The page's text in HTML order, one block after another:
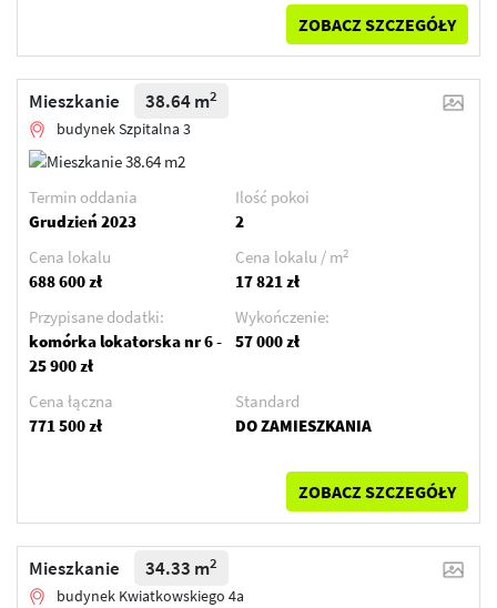
ZOBACZ SZCZEGÓŁY
Mieszkanie 38.64 m2
budynek Szpitalna 3
Termin oddania
Grudzień 2023
Ilość pokoi
2
Cena lokalu
688 600 zł
Cena lokalu / m2
17 821 zł
Przypisane dodatki:
komórka lokatorska nr 6 -
25 900 zł
Wykończenie:
57 000 zł
Cena łączna
771 500 zł
Standard
DO ZAMIESZKANIA
ZOBACZ SZCZEGÓŁY
Mieszkanie 34.33 m2
budynek Kwiatkowskiego 4a